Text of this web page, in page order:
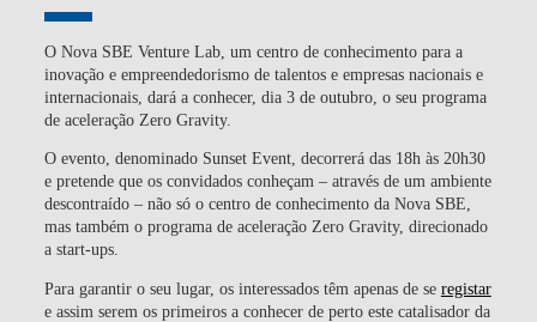
O Nova SBE Venture Lab, um centro de conhecimento para a
inovação e empreendedorismo de talentos e empresas nacionais e
internacionais, dará a conhecer, dia 3 de outubro, o seu programa
de aceleração Zero Gravity.
O evento, denominado Sunset Event, decorrerá das 18h às 20h30
e pretende que os convidados conheçam – através de um ambiente
descontraído – não só o centro de conhecimento da Nova SBE,
mas também o programa de aceleração Zero Gravity, direcionado
a start-ups.
Para garantir o seu lugar, os interessados têm apenas de se registar
e assim serem os primeiros a conhecer de perto este catalisador da